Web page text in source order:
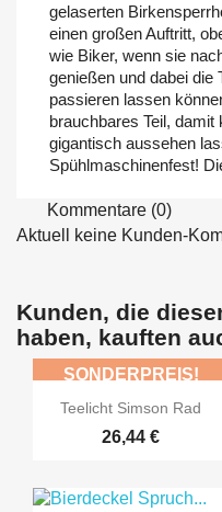
gelaserten
einen großen Auftritt,
wie Biker, wenn sie
genießen und dabei die
passieren lassen
brauchbares Teil,
gigantisch aussehen
Spühlmaschinenfest!
Kommentare (0)
Aktuell keine Kunden-
Kunden, die
haben, kauften
 Vorschau
Teelicht Simson Rad
26,44 €
SONDERPREIS!